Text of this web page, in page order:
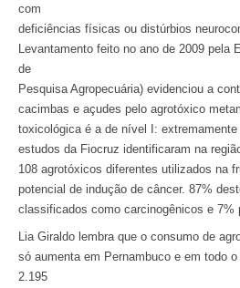
com
deficiências físicas ou distúrbios
Levantamento feito no ano de 2009 pela
de
Pesquisa Agropecuária) evidenciou a
cacimbas e açudes pelo agrotóxico
toxicológica é a de nível I: extremamente
estudos da Fiocruz identificaram na
108 agrotóxicos diferentes utilizados na
potencial de indução de câncer. 87%
classificados como carcinogênicos e 7%
Lia Giraldo lembra que o consumo de
só aumenta em Pernambuco e em todo
2.195